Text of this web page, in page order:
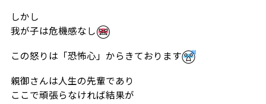
しかし
我が子は危機感なし
この怒りは「恐怖心」からきております
親御さんは人生の先輩であり
ここで頑張らなければ結果が